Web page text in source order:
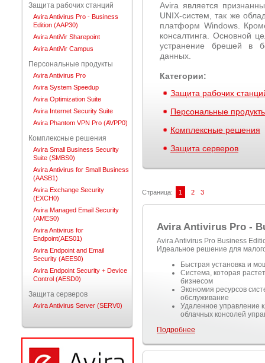
Защита рабочих станций
Avira Antivirus Pro - Business
Edition (AAP30)
Avira AntiVir Sharepoint
Avira AntiVir Campus
Персональные продукты
Avira Antivirus Pro
Avira System Speedup
Avira Optimization Suite
Avira Internet Security Suite
Avira Phantom VPN Pro (AVPP0)
Комплексные решения
Avira Small Business Security
Suite (SMBS0)
Avira Antivirus for Small Business
(AASB1)
Avira Exchange Security
(EXCH0)
Avira Managed Email Security
(AMES0)
Avira Antivirus for
Endpoint(AES01)
Avira Endpoint and Email
Security (AEES0)
Avira Endpoint Security + Device
Control (AESD0)
Защита серверов
Avira Antivirus Server (SERV0)
Avira является
UNIX-систем, так же
платформ Windows.
консалтинга. Основной
устранение брешей в
данных.
Категории:
Защита рабочих
Персональные
Комплексные решения
Защита серверов
Страница: 1 2 3
Avira Antivirus Pro -
Avira Antivirus Pro Business
Идеальное решение для
Быстрая установка и
Система, которая
бизнесом
Экономия ресурсов
обслуживание
Удаленное управление
облачных консолей
Подробнее